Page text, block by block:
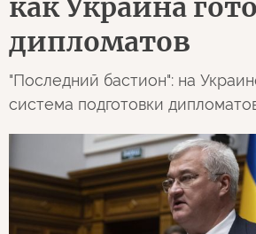
как Украина
дипломатов
"Последний бастион": на
система подготовки